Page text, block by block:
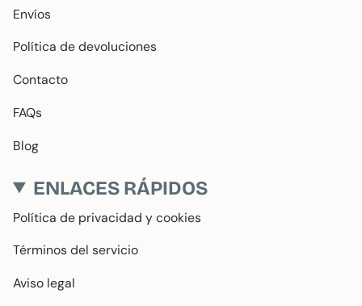
Envíos
Política de devoluciones
Contacto
FAQs
Blog
ENLACES RÁPIDOS
Política de privacidad y cookies
Términos del servicio
Aviso legal